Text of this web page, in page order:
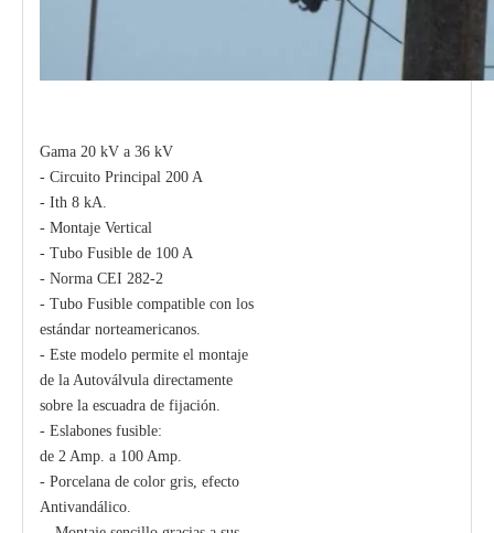
Gama 20 kV a 36 kV
- Circuito Principal 200 A
- Ith 8 kA.
- Montaje Vertical
- Tubo Fusible de 100 A
- Norma CEI 282-2
- Tubo Fusible compatible con los
estándar norteamericanos.
- Este modelo permite el montaje
de la Autoválvula directamente
sobre la escuadra de fijación.
- Eslabones fusible:
de 2 Amp. a 100 Amp.
- Porcelana de color gris, efecto
Antivandálico.